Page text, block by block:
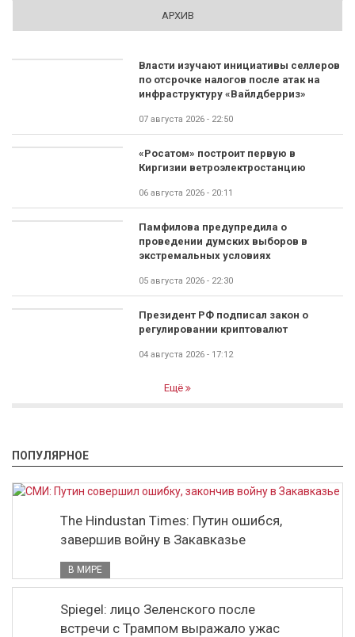
АРХИВ
Власти изучают инициативы селлеров
по отсрочке налогов после атак на
инфраструктуру «Вайлдберриз»
07 августа 2026 - 22:50
«Росатом» построит первую в
Киргизии ветроэлектростанцию
06 августа 2026 - 20:11
Памфилова предупредила о
проведении думских выборов в
экстремальных условиях
05 августа 2026 - 22:30
Президент РФ подписал закон о
регулировании криптовалют
04 августа 2026 - 17:12
Ещё
ПОПУЛЯРНОЕ
The Hindustan Times: Путин ошибся,
завершив войну в Закавказье
В МИРЕ
Spiegel: лицо Зеленского после
встречи с Трампом выражало ужас